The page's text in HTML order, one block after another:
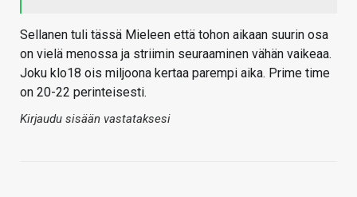
Sellanen tuli tässä Mieleen että tohon aikaan suurin osa
on vielä menossa ja striimin seuraaminen vähän vaikeaa.
Joku klo18 ois miljoona kertaa parempi aika. Prime time
on 20-22 perinteisesti.
Kirjaudu sisään vastataksesi